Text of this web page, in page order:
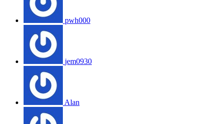
pwh000
jem0930
Alan